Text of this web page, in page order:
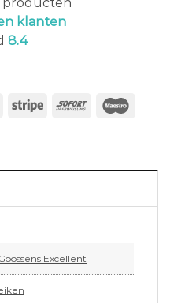
klanten
8.4
Excellent